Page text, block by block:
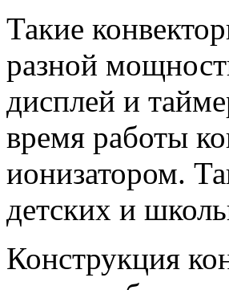
Такие
разной
дисплей и
время работы
ионизатором.
детских и
Конструкция